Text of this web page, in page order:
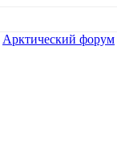
Арктический форум